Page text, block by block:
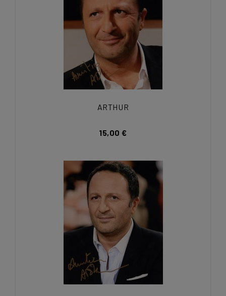
ARTHUR
15,00 €